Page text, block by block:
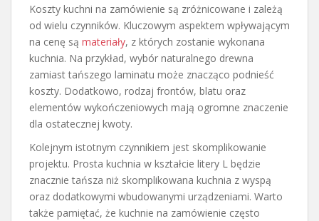
Koszty kuchni na zamówienie są zróżnicowane i zależą
od wielu czynników. Kluczowym aspektem wpływającym
na cenę są materiały, z których zostanie wykonana
kuchnia. Na przykład, wybór naturalnego drewna
zamiast tańszego laminatu może znacząco podnieść
koszty. Dodatkowo, rodzaj frontów, blatu oraz
elementów wykończeniowych mają ogromne znaczenie
dla ostatecznej kwoty.
Kolejnym istotnym czynnikiem jest skomplikowanie
projektu. Prosta kuchnia w kształcie litery L będzie
znacznie tańsza niż skomplikowana kuchnia z wyspą
oraz dodatkowymi wbudowanymi urządzeniami. Warto
także pamiętać, że kuchnie na zamówienie często